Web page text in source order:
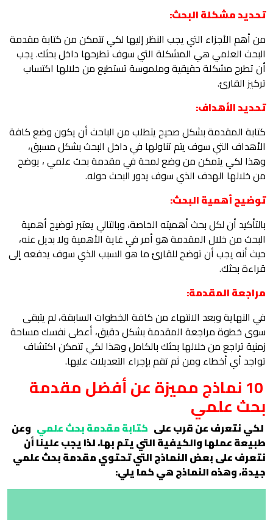
تحديد مشكلة البحث:
من أهم الأجزاء التي يجب النظر إليها لكي تتمكن من كتابة مقدمة
البحث العلمي هي المشكلة التي سوف تطرحها داخل بحثك. يجب
أن تطرح مشكلة حقيقية وملموسة تستطيع من خلالها اكتساب
تركيز القارئ.
تحديد الأهداف:
كتابة المقدمة بشكل صحيح يتطلب من الباحث أن يكون وضع كافة
الأهداف التي سوف يتم تناولها في داخل البحث بشكل مسبق،
وهذا لكي يتمكن من وضع لمحة في مقدمة بحث علمي ، يوضح
من خلالها الهدف الذي سوف يدور البحث حوله.
توضيح أهمية البحث:
بالتأكيد أن لكل بحث أهميته الخاصة، وبالتالي يعتبر توضيح أهمية
البحث من خلال المقدمة هو أمر في غاية الأهمية ولا بديل عنه،
حيث أنه يجب أن توضح للقارئ ما هو السبب الذي سوف يدفعه إلى
قراءة بحثك.
مراجعة المقدمة:
في النهاية وبعد الانتهاء من كافة الخطوات السابقة، لم يتبقى
سوى خطوة مراجعة المقدمة بشكل دقيق، أعطى نفسك مساحة
زمنية تراجع من خلالها بحثك بالكامل وهذا لكي تتمكن اكتشاف
تواجد أي أخطاء ومن ثم تقم بإجراء التعديلات عليها.
10 نماذج مميزة عن أفضل مقدمة
بحث علمي
لكي نتعرف عن قرب على كتابة مقدمة بحث علمي وعن
طبيعة عملها والكيفية التي يتم بها، لذا يجب علينا أن
نتعرف على بعض النماذج التي تحتوي مقدمة بحث علمي
جيدة، وهذه النماذج هي كما يلي: